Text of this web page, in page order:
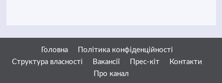
Головна
Політика конфіденційності
Структура власності
Вакансії Прес-кіт
Контакти
Про канал